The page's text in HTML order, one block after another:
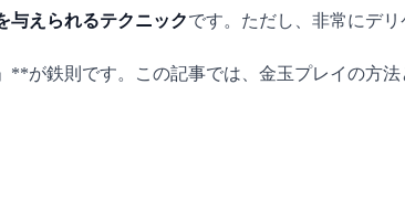
与えられるテクニックです。ただし、非常にデ
が鉄則です。この記事では、金玉プレイの方法